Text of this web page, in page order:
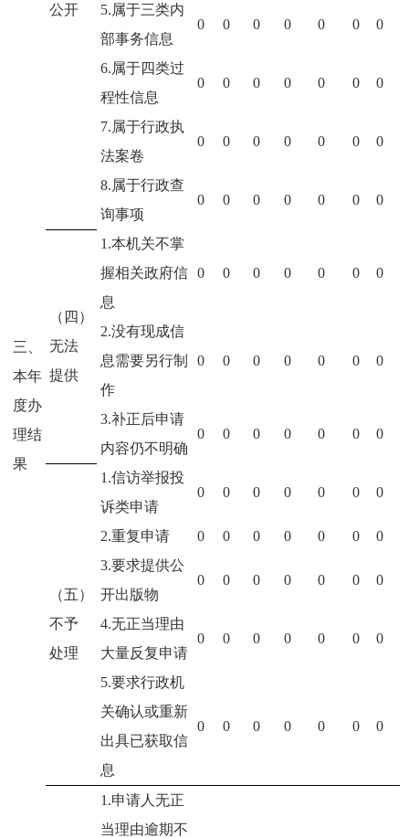
三、
本年
度办
理结
果
公开
5.属于三类内
部事务信息
0 0 0 0 0 0 0
6.属于四类过
程性信息
0 0 0 0 0 0 0
7.属于行政执
法案卷
0 0 0 0 0 0 0
8.属于行政查
询事项
0 0 0 0 0 0 0
（四）
无法
提供
1.本机关不掌
握相关政府信
息
0 0 0 0 0 0 0
2.没有现成信
息需要另行制
作
0 0 0 0 0 0 0
3.补正后申请
内容仍不明确
0 0 0 0 0 0 0
（五）
不予
处理
1.信访举报投
诉类申请
0 0 0 0 0 0 0
2.重复申请 0 0 0 0 0 0
0
3.要求提供公
开出版物
0 0 0 0 0 0 0
4.无正当理由
大量反复申请
0 0 0 0 0 0 0
5.要求行政机
关确认或重新
出具已获取信
息
0 0 0 0 0 0 0
1.申请人无正
当理由逾期不